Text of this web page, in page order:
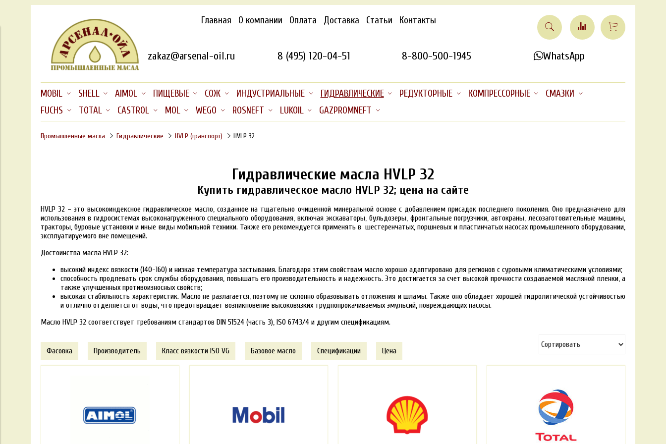
Главная О компании Оплата Доставка Статьи Контакты
zakaz@arsenal-oil.ru 8 (495) 120-04-51 8-800-500-1945 WhatsApp
MOBIL SHELL AIMOL ПИЩЕВЫЕ СОЖ ИНДУСТРИАЛЬНЫЕ ГИДРАВЛИЧЕСКИЕ РЕДУКТОРНЫЕ КОМПРЕССОРНЫЕ
СМАЗКИ
FUCHS
TOTAL CASTROL MOL WEGO ROSNEFT LUKOIL GAZPROMNEFT
Промышленные масла Гидравлические HVLP (транспорт) HVLP 32
Гидравлические масла HVLP 32
Купить гидравлическое масло HVLP 32; цена на сайте
HVLP 32 – это высокоиндексное гидравлическое масло, созданное на тщательно очищенной минеральной основе с добавлением присадок последнего поколения. Оно предназначено для
использования в гидросистемах высоконагруженного специального оборудования, включая экскаваторы, бульдозеры, фронтальные погрузчики, автокраны, лесозаготовительные машины,
тракторы, буровые установки и иные виды мобильной техники. Также его рекомендуется применять в шестеренчатых, поршневых и пластинчатых насосах промышленного оборудовании,
эксплуатируемого вне помещений.
Достоинства масла HVLP 32:
высокий индекс вязкости (140-160) и низкая температура застывания. Благодаря этим свойствам масло хорошо адаптировано для регионов с суровыми климатическими условиями;
способность продлевать срок службы оборудования, повышать его производительность и надежность. Это достигается за счет высокой прочности создаваемой масляной пленки, а
также улучшенных противоизносных свойств;
высокая стабильность характеристик. Масло не разлагается, поэтому не склонно образовывать отложения и шламы. Также оно обладает хорошей гидролитической устойчивостью
и отлично отделяется от воды, что предотвращает возникновение высоковязких труднопрокачиваемых эмульсий, повреждающих насосы.
Масло HVLP 32 соответствует требованиям стандартов DIN 51524 (часть 3), ISO 6743/4 и другим спецификациям.
Фасовка Производитель Класс вязкости ISO VG Базовое масло Спецификации Цена